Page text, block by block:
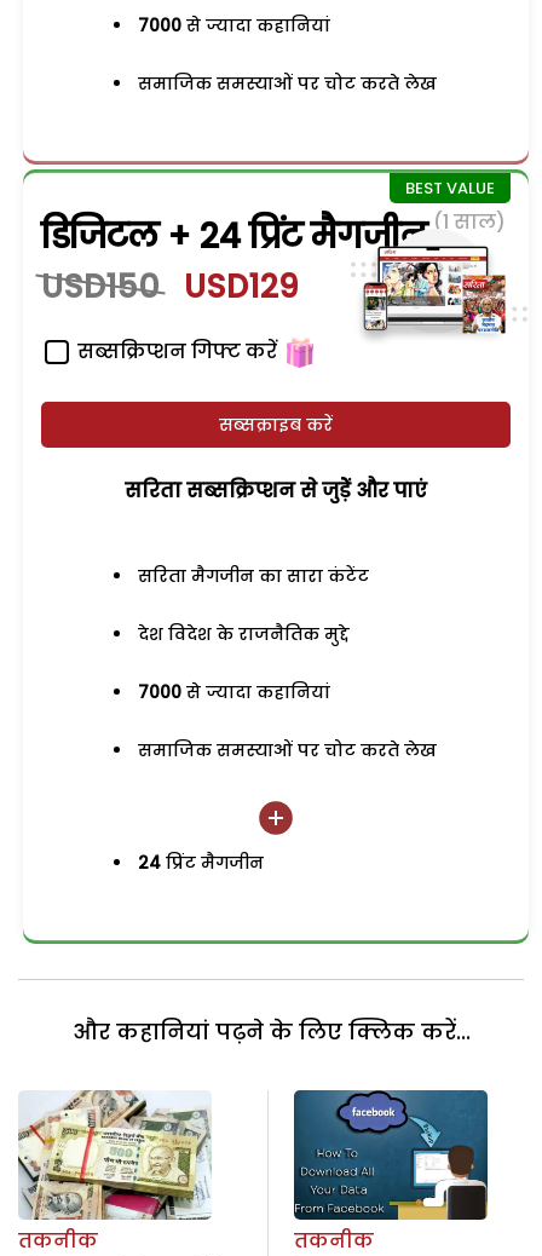
7000 से ज्यादा कहानियां
समाजिक समस्याओं पर चोट करते लेख
डिजिटल + 24 प्रिंट मैगजीन (1 साल)
USD150 USD129
सब्सक्रिप्शन गिफ्ट करें
सब्सक्राइब करें
सरिता सब्सक्रिप्शन से जुड़ेें और पाएं
सरिता मैगजीन का सारा कंटेंट
देश विदेश के राजनैतिक मुद्दे
7000 से ज्यादा कहानियां
समाजिक समस्याओं पर चोट करते लेख
24 प्रिंट मैगजीन
और कहानियां पढ़ने के लिए क्लिक करें...
तकनीक
तकनीक